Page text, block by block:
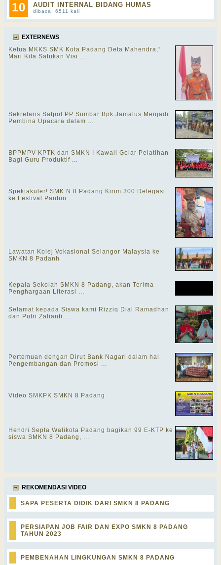
10 AUDIT INTERNAL BIDANG HUMAS
dibaca: 6511 kali
EXTERNEWS
Ketua MKKS SMK Kota Padang Deta Mahendra,”
Mari Kita Satukan Visi ...
Sekretaris Satpol PP Sumbar Bpk Jamalus Menjadi
Pembina Upacara dalam ...
BPPMPV KPTK dan SMKN I Kawali Gelar Pelatihan
Bagi Guru Produktif ...
Spektakuler! SMK N 8 Padang Kirim 300 Delegasi
ke Festival Pantun ...
Lawatan Kolej Vokasional Selangor Malaysia ke
SMKN 8 Padanh
Kepala Sekolah SMKN 8 Padang, akan Terima
Penghargaan Literasi ...
Selamat kepada Siswa kami Rizziq Dial Ramadhan
dan Putri Zalianti ...
Pertemuan dengan Dirut Bank Nagari dalam hal
Pengembangan dan Promosi ...
Video SMKPK SMKN 8 Padang
Hendri Septa Walikota Padang bagikan 99 E-KTP ke
siswa SMKN 8 Padang, ...
REKOMENDASI VIDEO
SAPA PESERTA DIDIK DARI SMKN 8 PADANG
PERSIAPAN JOB FAIR DAN EXPO SMKN 8 PADANG
TAHUN 2023
PEMBENAHAN LINGKUNGAN SMKN 8 PADANG